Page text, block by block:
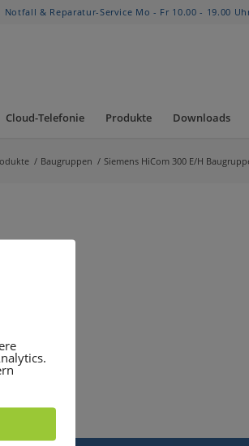
Notfall & Reparatur-Service Mo - Fr 10.00 - 19.00
Cloud-Telefonie Produkte Downloads
/ Baugruppen / Siemens HiCom 300 E/H